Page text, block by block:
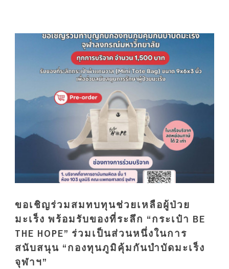
ขอเชิญร่วมสมทบทุนช่วยเหลือผู้ป่วย
มะเร็ง พร้อมรับของที่ระลึก “กระเป๋า BE
THE HOPE” ร่วมเป็นส่วนหนึ่งในการ
สนับสนุน “กองทุนภูมิคุ้มกันบำบัดมะเร็ง
จุฬาฯ”